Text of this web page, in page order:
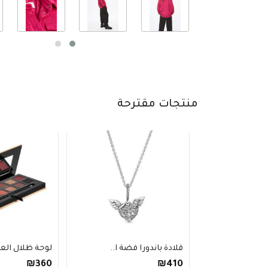
منتجات مقترحة
قلادة باندورا فضة ا..
₪410
لوحة ظلال
₪360